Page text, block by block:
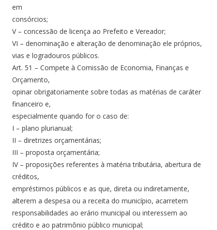
em
consórcios;
V – concessão de licença ao Prefeito e Vereador;
VI – denominação e alteração de denominação ele próprios,
vias e logradouros públicos.
Art. 51 – Compete à Comissão de Economia, Finanças e
Orçamento,
opinar obrigatoriamente sobre todas as matérias de caráter
financeiro e,
especialmente quando for o caso de:
I – plano plurianual;
II – diretrizes orçamentárias;
III – proposta orçamentária;
IV – proposições referentes à matéria tributária, abertura de
créditos,
empréstimos públicos e as que, direta ou indiretamente,
alterem a despesa ou a receita do município, acarretem
responsabilidades ao erário municipal ou interessem ao
crédito e ao patrimônio público municipal;